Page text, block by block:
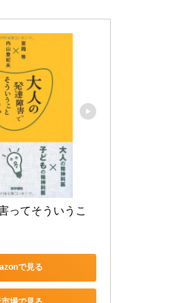
ってそういうこ
で見る